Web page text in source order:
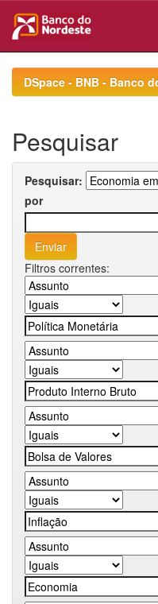
navigationDSpace - BNB - Banco
Pesquisar
Pesquisar:
por
Filtros correntes: